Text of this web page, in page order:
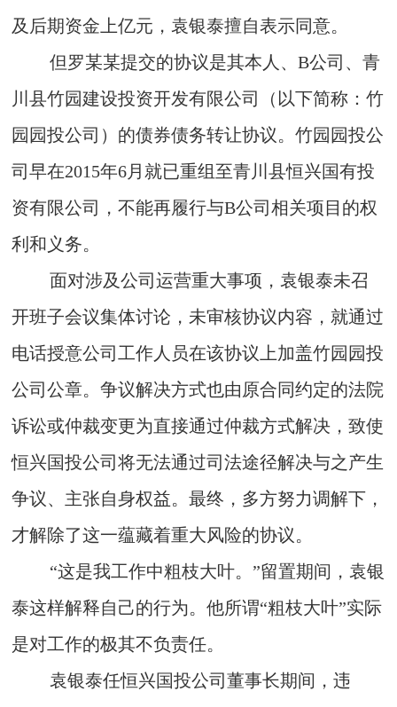
及后期资金上亿元，袁银泰擅自表示同意。
但罗某某提交的协议是其本人、B公司、青
川县竹园建设投资开发有限公司（以下简称：竹
园园投公司）的债券债务转让协议。竹园园投公
司早在2015年6月就已重组至青川县恒兴国有投
资有限公司，不能再履行与B公司相关项目的权
利和义务。
面对涉及公司运营重大事项，袁银泰未召
开班子会议集体讨论，未审核协议内容，就通过
电话授意公司工作人员在该协议上加盖竹园园投
公司公章。争议解决方式也由原合同约定的法院
诉讼或仲裁变更为直接通过仲裁方式解决，致使
恒兴国投公司将无法通过司法途径解决与之产生
争议、主张自身权益。最终，多方努力调解下，
才解除了这一蕴藏着重大风险的协议。
“这是我工作中粗枝大叶。”留置期间，袁银
泰这样解释自己的行为。他所谓“粗枝大叶”实际
是对工作的极其不负责任。
袁银泰任恒兴国投公司董事长期间，违